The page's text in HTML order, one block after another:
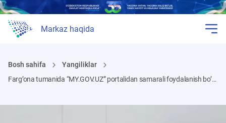
Markaz haqida
Bosh sahifa
Yangiliklar
Farg’ona tumanida “MY.GOV.UZ” portalidan samarali foydalanish bo’yicha seminar-trening bo’lib o’tdi